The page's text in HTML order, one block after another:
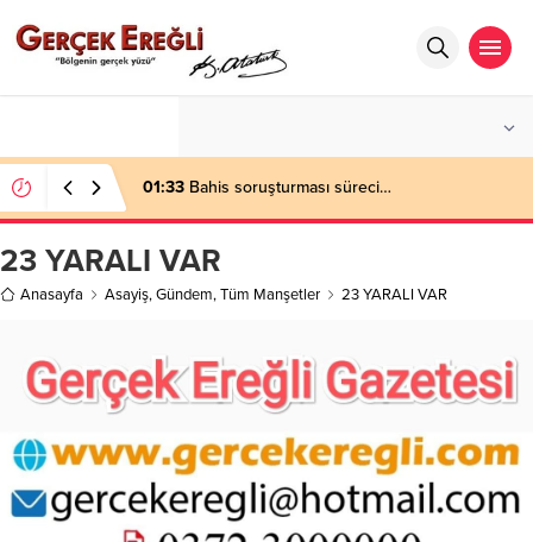
01:33 Bahis soruşturması süreci…
23 YARALI VAR
Anasayfa Asayiş,Gündem,Tüm Manşetler 23 YARALI VAR